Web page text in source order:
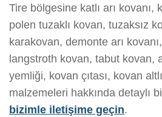
Tire bölgesine katlı arı kovanı,
polen tuzaklı kovan, tuzaksız
karakovan, demonte arı
langstroth kovan, tabut kovan,
yemliği, kovan çıtası, kovan
malzemeleri hakkında detaylı
bizimle iletişime geçin.